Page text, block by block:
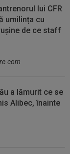
lui CFR
umilința cu
de ce staff
a lămurit ce se
Alibec, înainte